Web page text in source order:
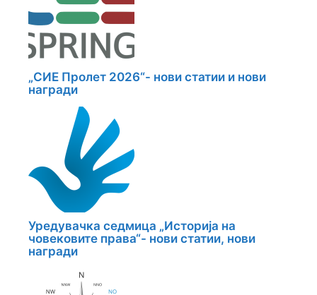
„СИЕ Пролет 2026“- нови статии и нови
награди
Уредувачка седмица „Историја на
човековите права“- нови статии, нови
награди